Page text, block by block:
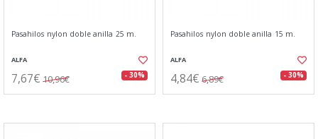
Pasahilos nylon doble anilla 25 m.
ALFA
7,67€ 10,96€ - 30%
Pasahilos nylon doble anilla 15 m.
ALFA
4,84€ 6,89€ - 30%